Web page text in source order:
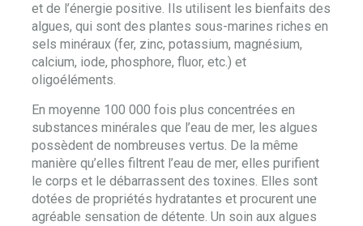
et de l’énergie positive. Ils utilisent les bienfaits des
algues, qui sont des plantes sous-marines riches en
sels minéraux (fer, zinc, potassium, magnésium,
calcium, iode, phosphore, fluor, etc.) et
oligoéléments.
En moyenne 100 000 fois plus concentrées en
substances minérales que l’eau de mer, les algues
possèdent de nombreuses vertus. De la même
manière qu’elles filtrent l’eau de mer, elles purifient
le corps et le débarrassent des toxines. Elles sont
dotées de propriétés hydratantes et procurent une
agréable sensation de détente. Un soin aux algues